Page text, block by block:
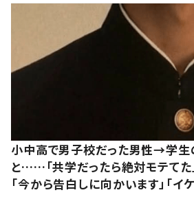
小中高で男子校だった男性→学
と……「共学だったら絶対モテてた
「今から告白しに向かいます」「イ